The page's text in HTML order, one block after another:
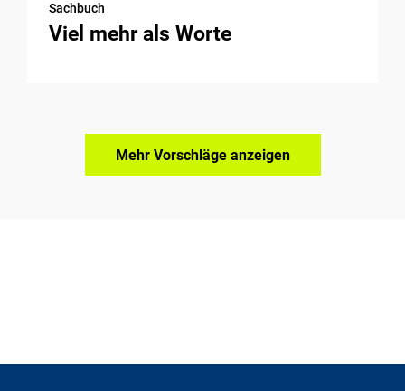
Sachbuch
Viel mehr als Worte
Mehr Vorschläge anzeigen